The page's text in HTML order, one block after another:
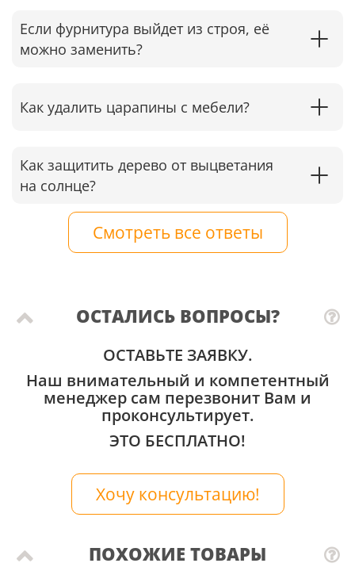
Если фурнитура выйдет из строя, её
можно заменить?
Как удалить царапины с мебели?
Как защитить дерево от выцветания
на солнце?
Смотреть все ответы
ОСТАЛИСЬ ВОПРОСЫ?
ОСТАВЬТЕ ЗАЯВКУ.
Наш внимательный и компетентный
менеджер сам перезвонит Вам и
проконсультирует.
ЭТО БЕСПЛАТНО!
Хочу консультацию!
ПОХОЖИЕ ТОВАРЫ